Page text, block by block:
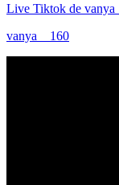
Live Tiktok de
vanya__160